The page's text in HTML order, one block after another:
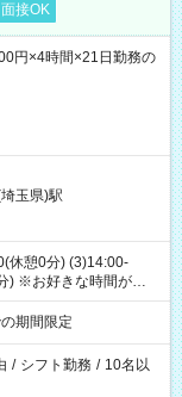
接OK
円×4時間×21日勤務の
玉県)駅
休憩0分) (3)14:00-
) ※お好きな時間が選べ
期間限定
/ シフト勤務 / 10名以